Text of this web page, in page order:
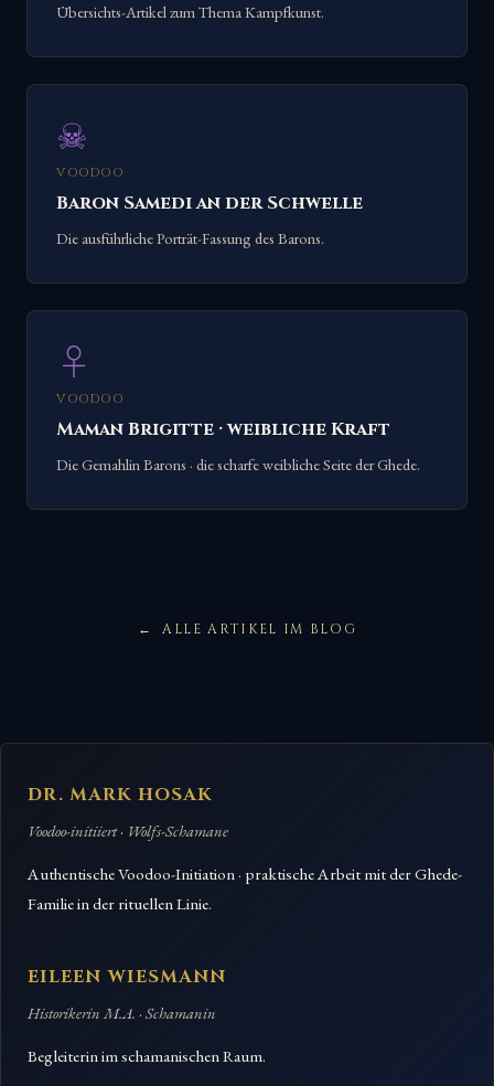
Übersichts-Artikel zum Thema Kampfkunst.
☠
VOODOO
Baron Samedi an der Schwelle
Die ausführliche Porträt-Fassung des Barons.
♀
VOODOO
Maman Brigitte · weibliche Kraft
Die Gemahlin Barons · die scharfe weibliche Seite der Ghede.
ALLE ARTIKEL IM BLOG
DR. MARK HOSAK
Voodoo-initiiert · Wolfs-Schamane
Authentische Voodoo-Initiation · praktische Arbeit mit der Ghede-
Familie in der rituellen Linie.
EILEEN WIESMANN
Historikerin M.A. · Schamanin
Begleiterin im schamanischen Raum.